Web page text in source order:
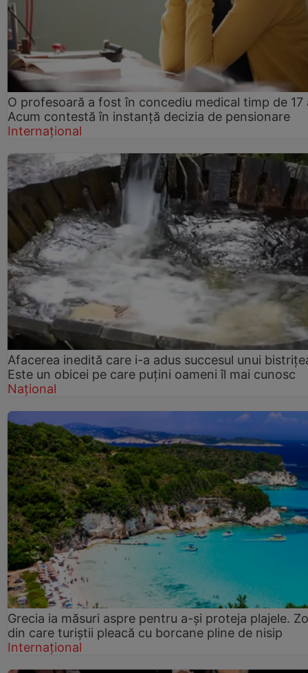
O profesoară a fost în concediu medical timp de 17
Acum contestă în instanță decizia de pensionare
Internațional
Afacerea inedită care i-a adus succesul unui
Este un obicei pe care puțini oameni îl mai cunosc
Național
Grecia ia măsuri aspre pentru a-și proteja plajele.
din care turiștii pleacă cu borcane pline de nisip
Internațional